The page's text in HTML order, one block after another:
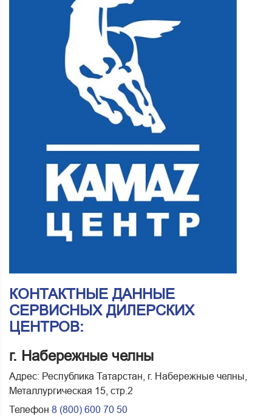
КОНТАКТНЫЕ ДАННЫЕ
СЕРВИСНЫХ ДИЛЕРСКИХ
ЦЕНТРОВ:
г. Набережные челны
Адрес: Республика Татарстан, г. Набережные челны,
Металлургическая 15, стр.2
Телефон 8 (800) 600 70 50